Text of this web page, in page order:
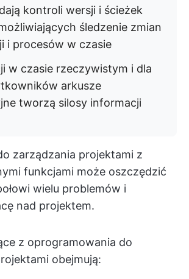
kontroli wersji i ścieżek
śledzenie zmian
i procesów w czasie
w czasie rzeczywistym i dla
arkusze
tworzą silosy informacji
zarządzania projektami z
funkcjami może oszczędzić
wielu problemów i
nad projektem.
z oprogramowania do
obejmują: